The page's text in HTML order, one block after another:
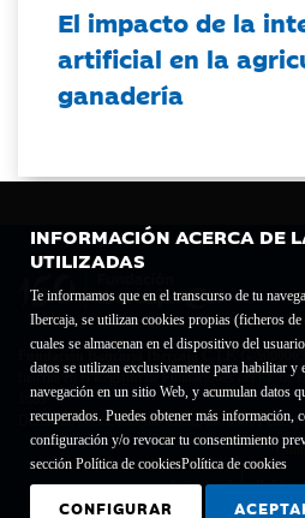
INFORMACIÓN ACERCA DE
UTILIZADAS
Te informamos que en el transcurso de tu
Ibercaja, se utilizan cookies propias (ficheros
cuales se almacenan en el dispositivo del
datos se utilizan exclusivamente para habilitar y
navegación en un sitio Web, y acumulan datos
recuperados. Puedes obtener más información,
configuración y/o revocar tu consentimiento
sección Política de cookiesPolítica de cookies
CONFIGURAR
El impacto de la
artificial en la
ganadería
Fundación Bancaria Ibercaja C.I.F. G-
Inscrita en el Registro de Fundaciones del Mº de
1689.
Domicilio social: Joaquín Costa, 13. 50001
Aviso legal Política